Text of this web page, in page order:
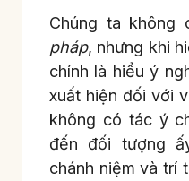
Chúng ta không
pháp, nhưng khi
chính là hiểu ý
xuất hiện đối với
không có tác ý
đến đối tượng
chánh niệm và trí